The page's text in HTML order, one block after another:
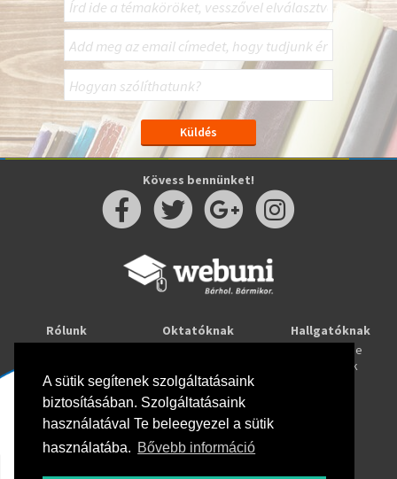
A sütik segítenek szolgáltatásaink
biztosításában. Szolgáltatásaink
használatával Te beleegyezel a sütik
használatába. Bővebb információ
Kövess bennünket!
Rólunk
Oktatóknak
Webuni Stúdió
Hallgatóknak
Tanulj online
Képzések
Info
Adatkezelési tájékoztató
ÁSZF
Hirlevél adatkezelési tájékoztató
GYIK